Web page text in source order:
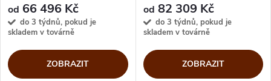
od 66 496 Kč
do 3 týdnů, pokud je
skladem v továrně
ZOBRAZIT
od 82 309 Kč
do 3 týdnů, pokud je
skladem v továrně
ZOBRAZIT